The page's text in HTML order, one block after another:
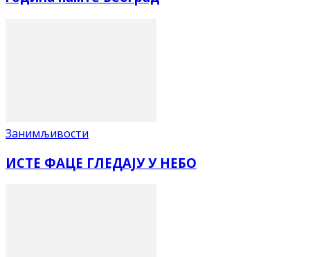
Занимљивости
ИСТЕ ФАЦЕ ГЛЕДАЈУ У НЕБО